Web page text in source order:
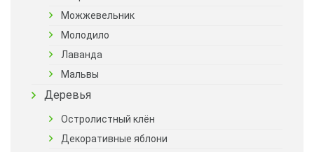
Можжевельник
Молодило
Лаванда
Мальвы
Деревья
Остролистный клён
Декоративные яблони